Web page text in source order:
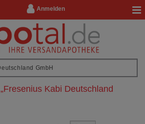
Anmelden
„Fresenius Kabi Deutschland